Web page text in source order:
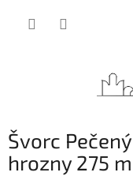
Švorc
hrozny 275